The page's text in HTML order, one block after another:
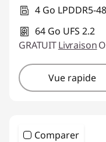
4 Go LPDDR5-
64 Go UFS 2.2
GRATUITLivraison
Vue rapide
Comparer